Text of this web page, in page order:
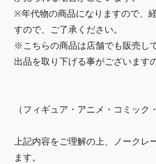
※年代物の商品になりますので、
すので、ご了承ください。
※こちらの商品は店舗でも販売し
出品を取り下げる事がございます
（フィギュア・アニメ・コミック
上記内容をご理解の上、ノークレ
ます。